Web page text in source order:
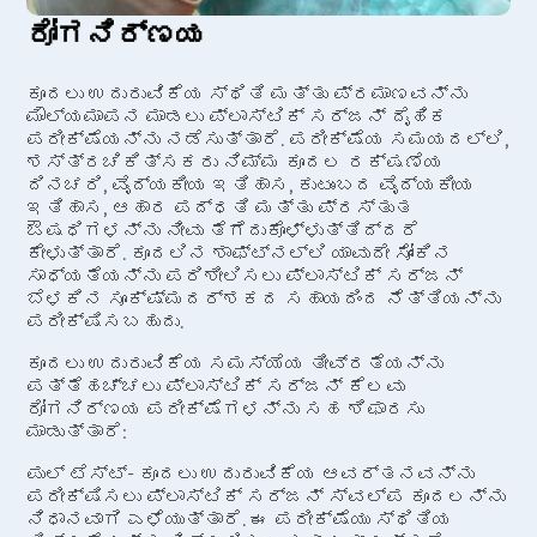
ರೋಗನಿರ್ಣಯ
ಕೂದಲು ಉದುರುವಿಕೆಯ ಸ್ಥಿತಿ ಮತ್ತು ಪ್ರಮಾಣವನ್ನು
ಮೌಲ್ಯಮಾಪನ ಮಾಡಲು ಪ್ಲಾಸ್ಟಿಕ್ ಸರ್ಜನ್ ದೈಹಿಕ
ಪರೀಕ್ಷೆಯನ್ನು ನಡೆಸುತ್ತಾರೆ. ಪರೀಕ್ಷೆಯ ಸಮಯದಲ್ಲಿ,
ಶಸ್ತ್ರಚಿಕಿತ್ಸಕರು ನಿಮ್ಮ ಕೂದಲ ರಕ್ಷಣೆಯ
ದಿನಚರಿ, ವೈದ್ಯಕೀಯ ಇತಿಹಾಸ, ಕುಟುಂಬದ ವೈದ್ಯಕೀಯ
ಇತಿಹಾಸ, ಆಹಾರ ಪದ್ಧತಿ ಮತ್ತು ಪ್ರಸ್ತುತ
ಔಷಧಿಗಳನ್ನು ನೀವು ತೆಗೆದುಕೊಳ್ಳುತ್ತಿದ್ದರೆ
ಕೇಳುತ್ತಾರೆ. ಕೂದಲಿನ ಶಾಫ್ಟ್‌ನಲ್ಲಿ ಯಾವುದೇ ಸೋಂಕಿನ
ಸಾಧ್ಯತೆಯನ್ನು ಪರಿಶೀಲಿಸಲು ಪ್ಲಾಸ್ಟಿಕ್ ಸರ್ಜನ್
ಬೆಳಕಿನ ಸೂಕ್ಷ್ಮದರ್ಶಕದ ಸಹಾಯದಿಂದ ನೆತ್ತಿಯನ್ನು
ಪರೀಕ್ಷಿಸಬಹುದು.
ಕೂದಲು ಉದುರುವಿಕೆಯ ಸಮಸ್ಯೆಯ ತೀವ್ರತೆಯನ್ನು
ಪತ್ತೆಹಚ್ಚಲು ಪ್ಲಾಸ್ಟಿಕ್ ಸರ್ಜನ್ ಕೆಲವು
ರೋಗನಿರ್ಣಯ ಪರೀಕ್ಷೆಗಳನ್ನು ಸಹ ಶಿಫಾರಸು
ಮಾಡುತ್ತಾರೆ:
ಪುಲ್ ಟೆಸ್ಟ್- ಕೂದಲು ಉದುರುವಿಕೆಯ ಆವರ್ತನವನ್ನು
ಪರೀಕ್ಷಿಸಲು ಪ್ಲಾಸ್ಟಿಕ್ ಸರ್ಜನ್ ಸ್ವಲ್ಪ ಕೂದಲನ್ನು
ನಿಧಾನವಾಗಿ ಎಳೆಯುತ್ತಾರೆ. ಈ ಪರೀಕ್ಷೆಯು ಸ್ಥಿತಿಯ